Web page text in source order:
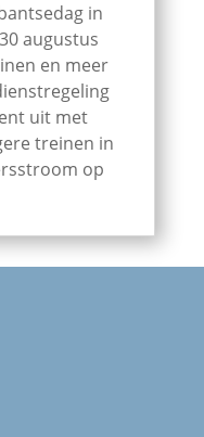
in
augustus
en meer
uit met
treinen in
op